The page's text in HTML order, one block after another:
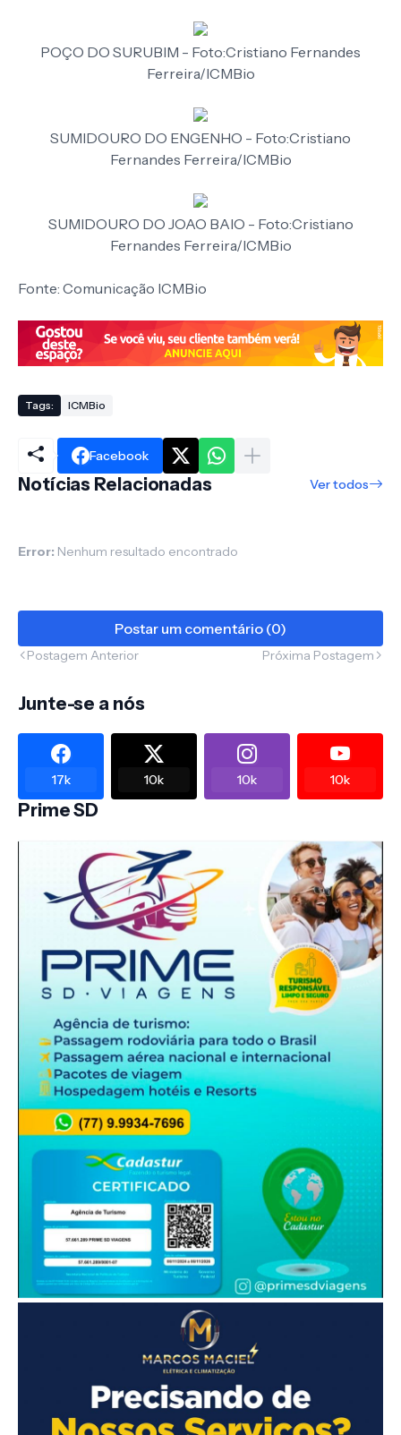
POÇO DO SURUBIM - Foto:Cristiano Fernandes
Ferreira/ICMBio
SUMIDOURO DO ENGENHO - Foto:Cristiano
Fernandes Ferreira/ICMBio
SUMIDOURO DO JOAO BAIO - Foto:Cristiano
Fernandes Ferreira/ICMBio
Fonte: Comunicação ICMBio
Tags: ICMBio
Facebook
Notícias Relacionadas Ver todos
Error: Nenhum resultado encontrado
Postar um comentário (0)
Postagem Anterior Próxima Postagem
Junte-se a nós
17k 10k 10k 10k
Prime SD